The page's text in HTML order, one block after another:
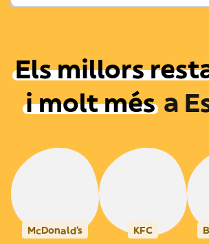
Els millors
i molt mésa
McDonald's KFC